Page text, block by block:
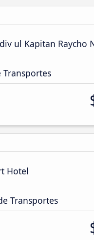
ul Kapitan Raycho
Hotel
Transportes